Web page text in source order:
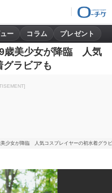
ー コラム プレゼント
歳美少女が降臨 人気
グラビアも
美少女が降臨 人気コスプレイヤーの初水着グラ